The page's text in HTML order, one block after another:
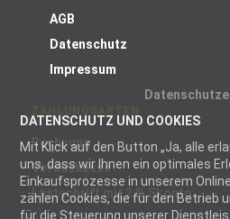
DATENSCHUTZ UND COOKIES
Mit Klick auf den Button „Ja, alle
uns, dass wir Ihnen ein optimales
Einkaufsprozesse in unserem
zählen Cookies, die für den Betrieb
für die Steuerung unserer
AGB
Datenschutz
Impressum
Rechnung
Vorauskasse
Lastschrift mit 2 % Skonto